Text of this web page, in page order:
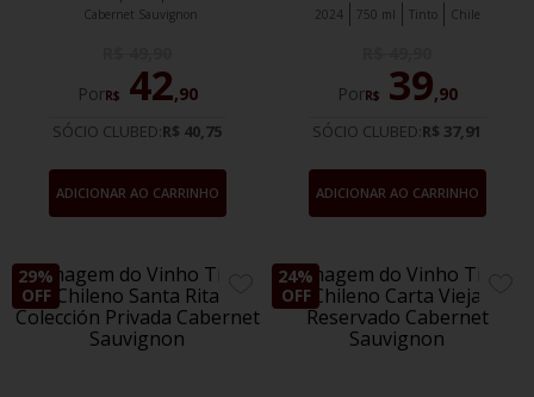
Cabernet Sauvignon
PorR$ 42,90
SÓCIO CLUBED:R$ 40,75
ADICIONAR AO CARRINHO
Tinto Chile
2024 750 ml
PorR$ 39,90
SÓCIO CLUBED:R$ 37,91
ADICIONAR AO CARRINHO
29%
OFF
ADICIONE
FAVORITOS
24%
OFF